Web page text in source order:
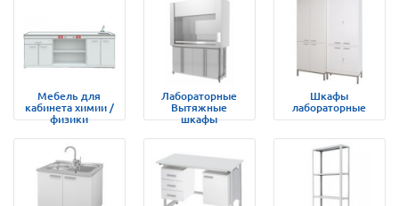
Мебель для
кабинета химии /
физики
Лабораторные
Вытяжные
шкафы
Шкафы
лабораторные